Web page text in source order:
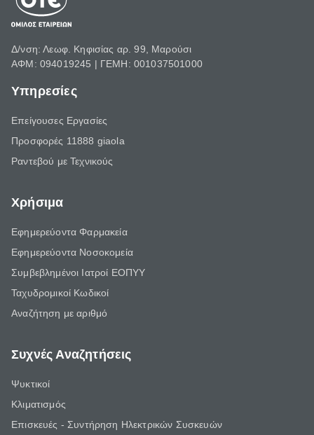
Δ/νση: Λεωφ. Κηφισίας αρ. 99, Μαρούσι
ΑΦΜ: 094019245 | ΓΕΜΗ: 001037501000
Υπηρεσίες
Επείγουσες Εργασίες
Προσφορές 11888 giaola
Ραντεβού με Τεχνικούς
Χρήσιμα
Εφημερεύοντα Φαρμακεία
Εφημερεύοντα Νοσοκομεία
Συμβεβλημένοι Ιατροί ΕΟΠΥΥ
Ταχυδρομικοί Κωδικοί
Αναζήτηση με αριθμό
Συχνές Αναζητήσεις
Ψυκτικοί
Κλιματισμός
Επισκευές - Συντήρηση Ηλεκτρικών Συσκευών